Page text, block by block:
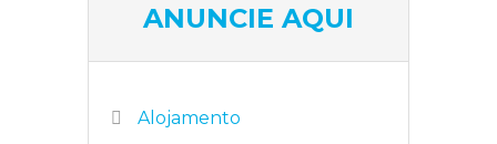
ANUNCIE AQUI
Alojamento